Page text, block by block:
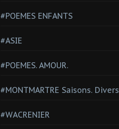
#POEMES ENFANTS
#ASIE
#POEMES. AMOUR.
#MONTMARTRE Saisons. Divers
#WACRENIER